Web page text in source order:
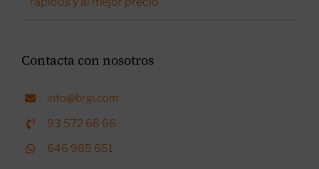
Contacta con nosotros
info@brgi.com
93 572 68 66
646 985 651